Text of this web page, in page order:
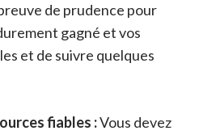
de prudence pour
gagné et vos
et de suivre quelques
fiables :Vous devez